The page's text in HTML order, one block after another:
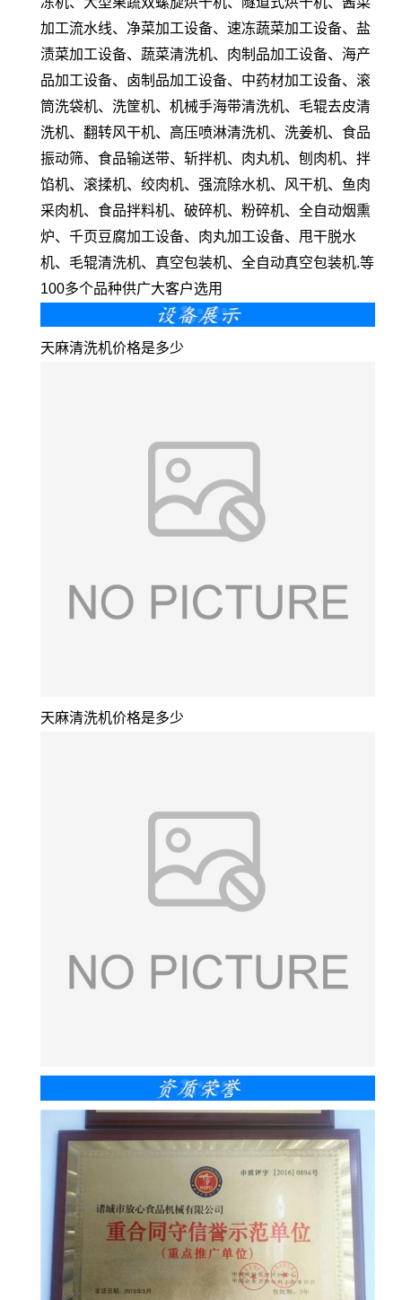
加工流水线、净菜加工设备、速冻蔬菜加工设备、盐
渍菜加工设备、蔬菜清洗机、肉制品加工设备、海产
品加工设备、卤制品加工设备、中药材加工设备、滚
筒洗袋机、洗筐机、机械手海带清洗机、毛辊去皮清
洗机、翻转风干机、高压喷淋清洗机、洗姜机、食品
振动筛、食品输送带、斩拌机、肉丸机、刨肉机、拌
馅机、滚揉机、绞肉机、强流除水机、风干机、鱼肉
采肉机、食品拌料机、破碎机、粉碎机、全自动烟熏
炉、千页豆腐加工设备、肉丸加工设备、甩干脱水
机、毛辊清洗机、真空包装机、全自动真空包装机.等
100多个品种供广大客户选用
天麻清洗机价格是多少
天麻清洗机价格是多少